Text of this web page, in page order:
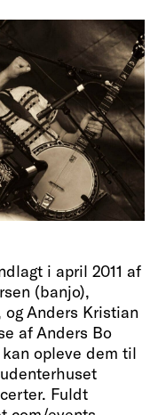
i april 2011 af
(banjo),
Anders Kristian
af Anders Bo
opleve dem til
Fuldt